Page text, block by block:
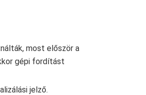
most először a
gépi fordítást
jelző.